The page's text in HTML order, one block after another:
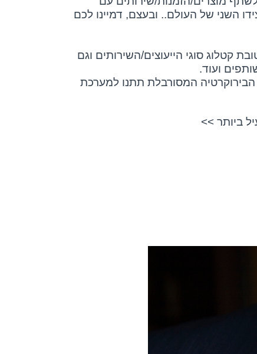
השני של העולם.. ובעצם, דמיינו לכם
קטלוג סוגי הייעוצים/השירותים וגם
ועוד.
המסורבלת תתנו למערכת
ביותר >>